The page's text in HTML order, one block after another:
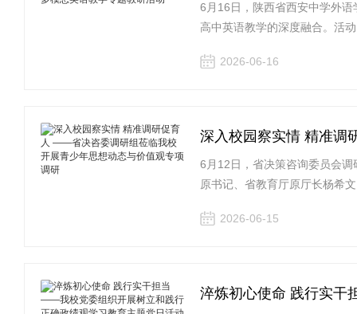
6月16日，陕西省西安中学外
高中英语教学的深度融合。活
2026-06-16
深入校园察实情 精准调
6月12日，省决策咨询委员会
原书记、省教育厅原厅长杨希
2026-06-15
淬炼初心使命 践行实干